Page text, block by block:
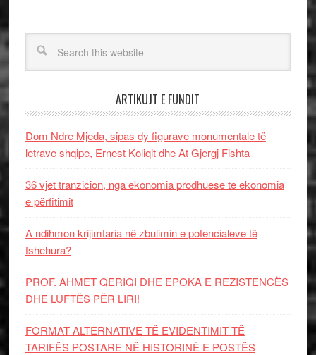
ARTIKUJT E FUNDIT
Dom Ndre Mjeda, sipas dy figurave monumentale të
letrave shqipe, Ernest Koliqit dhe At Gjergj Fishta
36 vjet tranzicion, nga ekonomia prodhuese te ekonomia
e përfitimit
A ndihmon krijimtaria në zbulimin e potencialeve të
fshehura?
PROF. AHMET QERIQI DHE EPOKA E REZISTENCЁS
DHE LUFTЁS PЁR LIRI!
FORMAT ALTERNATIVE TË EVIDENTIMIT TË
TARIFËS POSTARE NË HISTORINË E POSTËS